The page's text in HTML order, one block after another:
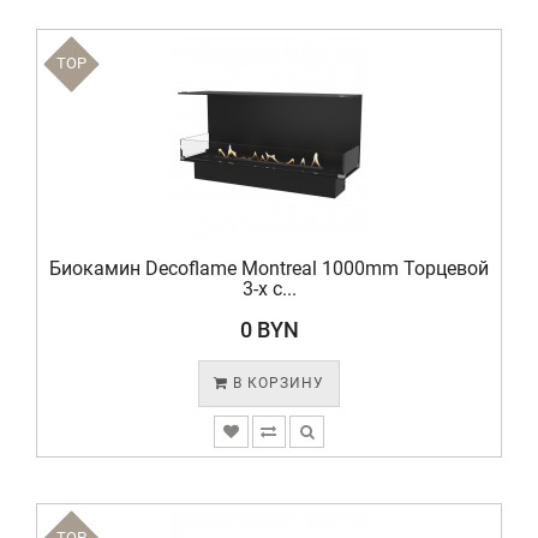
TOP
Биокамин Decoflame Montreal 1000mm Торцевой
3-х с...
0 BYN
В КОРЗИНУ